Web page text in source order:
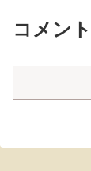
コメント